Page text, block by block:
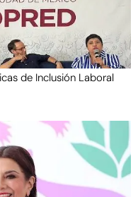
de Inclusión Laboral